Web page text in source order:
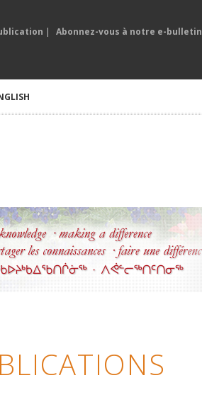
| Abonnez-vous à notre e-bulletin